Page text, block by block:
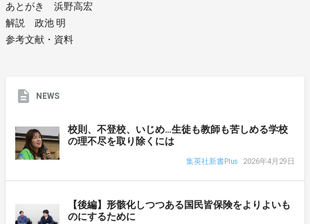
あとがき 浜野高宏
解説 政池 明
参考文献・資料
NEWS
校則、不登校、いじめ…生徒も教師も苦しめる学校
の理不尽を取り除くには
集英社新書Plus 2026年4月29日
【後編】形骸化しつつある国民皆保険をよりよいも
のにするために